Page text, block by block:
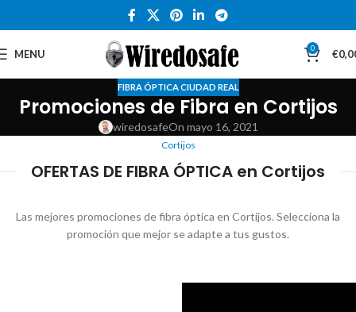
MENU 0 €
FIBRA ÓPTICA CIUDAD REAL
Promociones de Fibra en Cortijos
wiredosafeOn mayo 16, 2021
Cortijos
OFERTAS DE FIBRA ÓPTICA en Cortijos
Las mejores promociones de fibra óptica en Cortijos. Selecciona la
promoción que mejor se adapte a tus gustos.